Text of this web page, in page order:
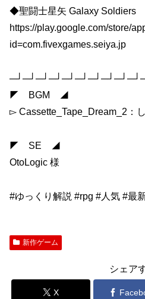
◆聖闘士星矢 Galaxy Soldiers
https://play.google.com/store/
id=com.fivexgames.seiya.jp
◤ BGM ◢
▻ Cassette_Tape_Dream_2：
◤ SE ◢
OtoLogic 様
#ゆっくり解説 #rpg #人気 #最
新作ゲーム
シェア
X